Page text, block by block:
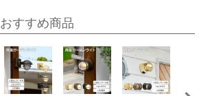
おすすめ商品